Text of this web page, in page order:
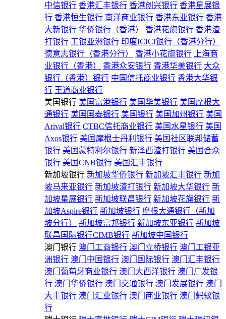
中信银行 香港汇丰银行 香港创兴银行 香港星展银
行 香港恒生银行 南洋商业银行 香港东亚银行 香港
大新银行 华侨银行（香港） 香港花旗银行 香港渣
打银行 工银亚洲银行 印度ICICI银行（香港分行）
德意志银行（香港分行）
香港小花旗银行
上海商
业银行（香港）
香港众安银行 香港华美银行 大众
银行（香港）银行 中国信托商业银行 香港大华银
行 王道商业银行
美国银行 美国富港银行 美国华美银行 美国摩根大
通银行 美国国泰银行 美国银行 美国加州银行 美国
Arival银行 CTBC信托商业银行 美国水星银行 美国
Axos银行 美国摩根士丹利银行 美国社区联邦储蓄
银行 美国蒙特利尔银行 新泽西渣打银行 美国合众
银行 美国CNB银行 美国汇丰银行
新加坡银行 新加坡华侨银行 新加坡汇丰银行 新加
坡马来亚银行 新加坡渣打银行 新加坡大华银行 新
加坡星展银行 新加坡联昌银行 新加坡花旗银行 新
加坡Aspire银行 新加坡银行 摩根大通银行（新加
坡分行）
新加坡富邦银行 新加坡东亚银行 新加坡
联昌国际银行CIMB银行 新加坡中国银行
澳门银行 澳门工商银行 澳门立桥银行 澳门工银亚
洲银行 澳门中国银行 澳门国际银行 澳门汇丰银行
澳门葡萄牙商业银行 澳门大西洋银行 澳门广发银
行 澳门华侨银行 澳门交通银行 澳门发展银行 澳门
大丰银行 澳门汇业银行 澳门商业银行 澳门蚂蚁银
行